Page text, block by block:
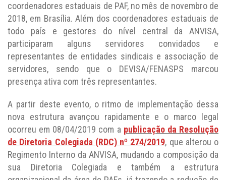
coordenadores estaduais de PAF, no mês de novembro de
2018, em Brasília. Além dos coordenadores estaduais de
todo país e gestores do nível central da ANVISA,
participaram alguns servidores convidados e
representantes de entidades sindicais e associação de
servidores, sendo que o DEVISA/FENASPS marcou
presença ativa com três representantes.
A partir deste evento, o ritmo de implementação dessa
nova estrutura avançou rapidamente e o marco legal
ocorreu em 08/04/2019 com a publicação da Resolução
de Diretoria Colegiada (RDC) nº 274/2019, que alterou o
Regimento Interno da ANVISA, mudando a composição da
sua Diretoria Colegiada e também a estrutura